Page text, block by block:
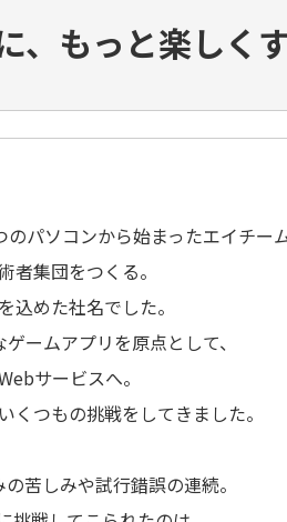
、もっと楽しく
パソコンから始まったエイチーム
者集団をつくる。
込めた社名でした。
ームアプリを原点として、
サービスへ。
くつもの挑戦をしてきました。
苦しみや試行錯誤の連続。